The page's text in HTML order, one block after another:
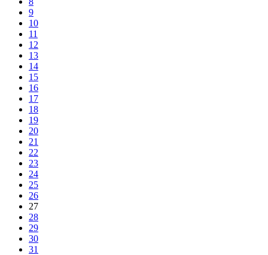
9
10
11
12
13
14
15
16
17
18
19
20
21
22
23
24
25
26
27
28
29
30
31